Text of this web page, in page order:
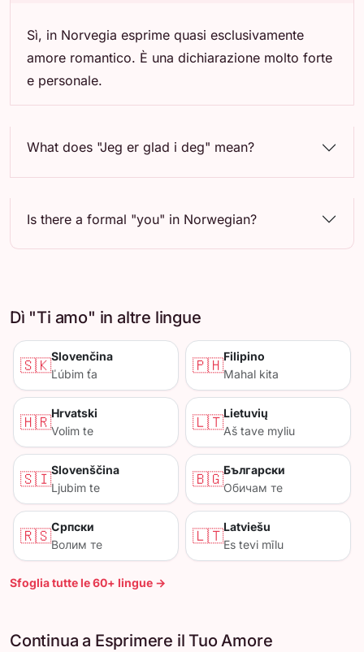
Sì, in Norvegia esprime quasi esclusivamente
amore romantico. È una dichiarazione molto forte
e personale.
What does "Jeg er glad i deg" mean?
Is there a formal "you" in Norwegian?
Dì "Ti amo" in altre lingue
🇸🇰Slovenčina
Ľúbim ťa
🇵🇭Filipino
Mahal kita
🇭🇷Hrvatski
Volim te
🇱🇹Lietuvių
Aš tave myliu
🇸🇮Slovenščina
Ljubim te
🇧🇬Български
Обичам те
🇷🇸Српски
Волим те
🇱🇹Latviešu
Es tevi mīlu
Sfoglia tutte le 60+ lingue →
Continua a Esprimere il Tuo Amore